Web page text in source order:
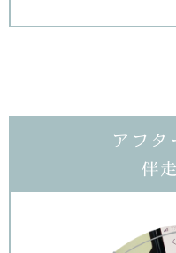
アフ
伴